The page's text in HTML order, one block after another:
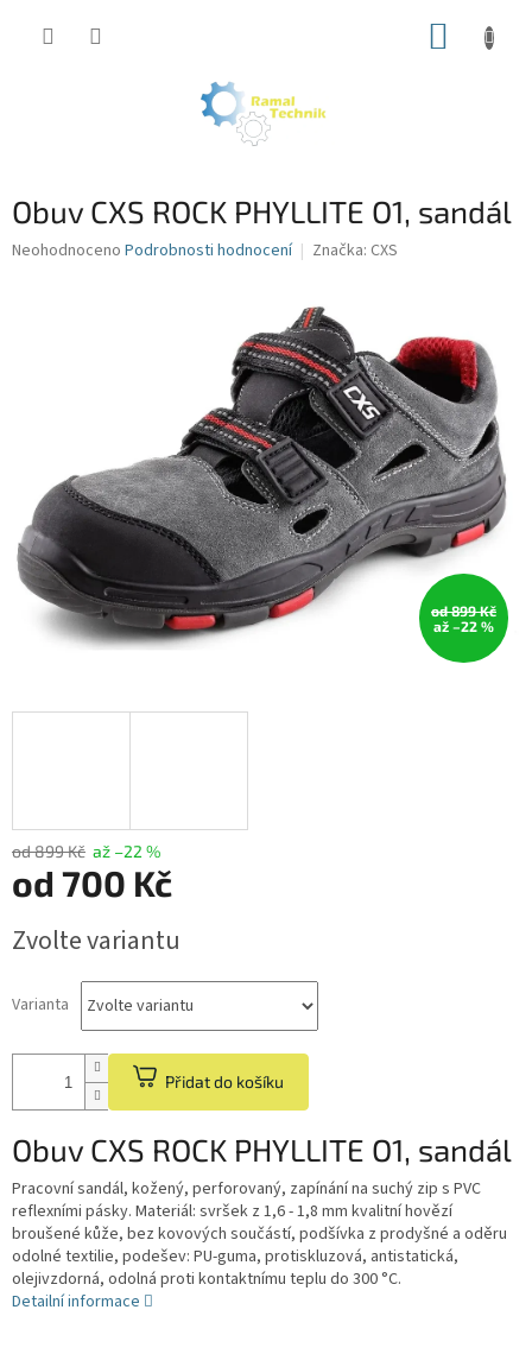
Obuv CXS ROCK PHYLLITE O1, sandál
Průměrné
Neohodnoceno Podrobnosti hodnocení Značka: CXS
od 899 Kč
až –22 %
od 899 Kč až –22 %
od 700 Kč
cena:
Zvolte variantu
Varianta
Přidat do košíku
Obuv CXS ROCK PHYLLITE O1, sandál
Pracovní sandál, kožený, perforovaný, zapínání na suchý zip s PVC
reflexními pásky. Materiál: svršek z 1,6 - 1,8 mm kvalitní hovězí
broušené kůže, bez kovových součástí, podšívka z prodyšné a oděru
odolné textilie, podešev: PU-guma, protiskluzová, antistatická,
olejivzdorná, odolná proti kontaktnímu teplu do 300 °C.
Detailní informace